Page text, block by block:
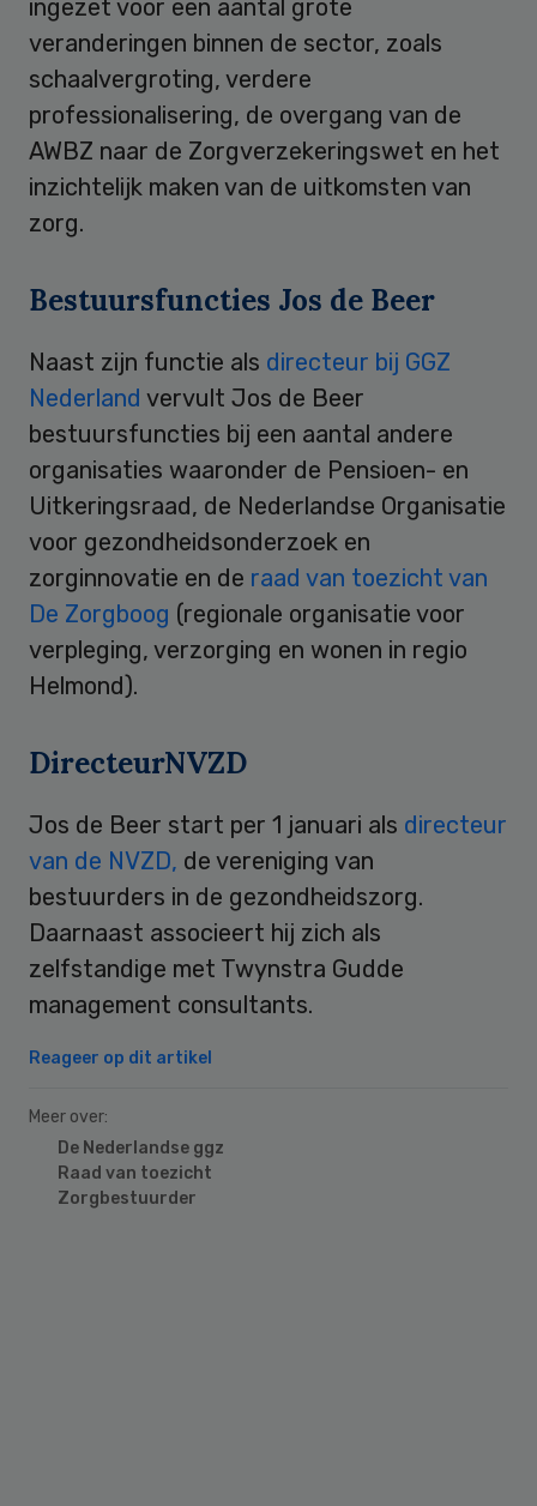
ingezet voor een aantal grote
veranderingen binnen de sector, zoals
schaalvergroting, verdere
professionalisering, de overgang van de
AWBZ naar de Zorgverzekeringswet en het
inzichtelijk maken van de uitkomsten van
zorg.
Bestuursfuncties Jos de Beer
Naast zijn functie als directeur bij GGZ
Nederland vervult Jos de Beer
bestuursfuncties bij een aantal andere
organisaties waaronder de Pensioen- en
Uitkeringsraad, de Nederlandse Organisatie
voor gezondheidsonderzoek en
zorginnovatie en de raad van toezicht van
De Zorgboog (regionale organisatie voor
verpleging, verzorging en wonen in regio
Helmond).
DirecteurNVZD
Jos de Beer start per 1 januari als directeur
van de NVZD, de vereniging van
bestuurders in de gezondheidszorg.
Daarnaast associeert hij zich als
zelfstandige met Twynstra Gudde
management consultants.
Reageer op dit artikel
Meer over:
De Nederlandse ggz
Raad van toezicht
Zorgbestuurder